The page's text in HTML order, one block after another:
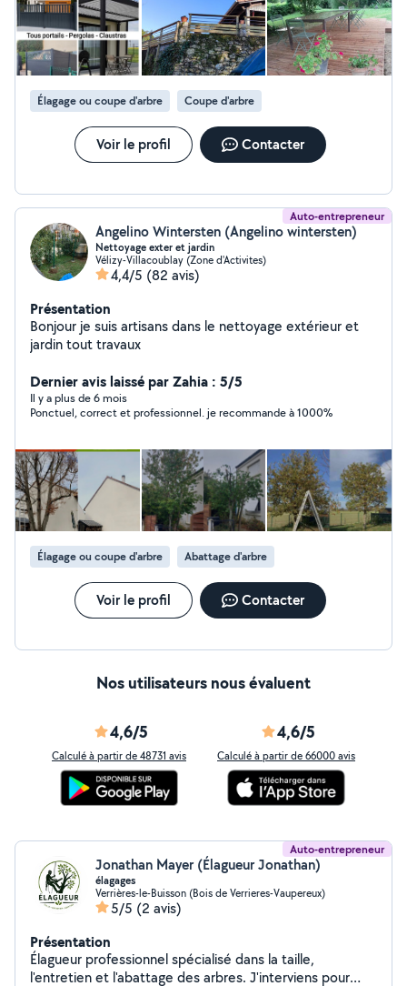
Élagage ou coupe d'arbre Coupe d'arbre
Voir le profil Contacter
Auto-entrepreneur
Angelino Wintersten (Angelino wintersten)
Nettoyage exter et jardin
Vélizy-Villacoublay (Zone d'Activites)
4,4/5 (82 avis)
Présentation
Bonjour je suis artisans dans le nettoyage extérieur et
jardin tout travaux
Dernier avis laissé par Zahia : 5/5
Il y a plus de 6 mois
Ponctuel, correct et professionnel. je recommande à 1000%
Élagage ou coupe d'arbre Abattage d'arbre
Voir le profil Contacter
Nos utilisateurs nous évaluent
4,6/5
Calculé à partir de 48731 avis
4,6/5
Calculé à partir de 66000 avis
Auto-entrepreneur
Jonathan Mayer (Élagueur Jonathan)
élagages
Verrières-le-Buisson (Bois de Verrieres-Vaupereux)
5/5 (2 avis)
Présentation
Élagueur professionnel spécialisé dans la taille,
l'entretien et l'abattage des arbres. J'interviens pour